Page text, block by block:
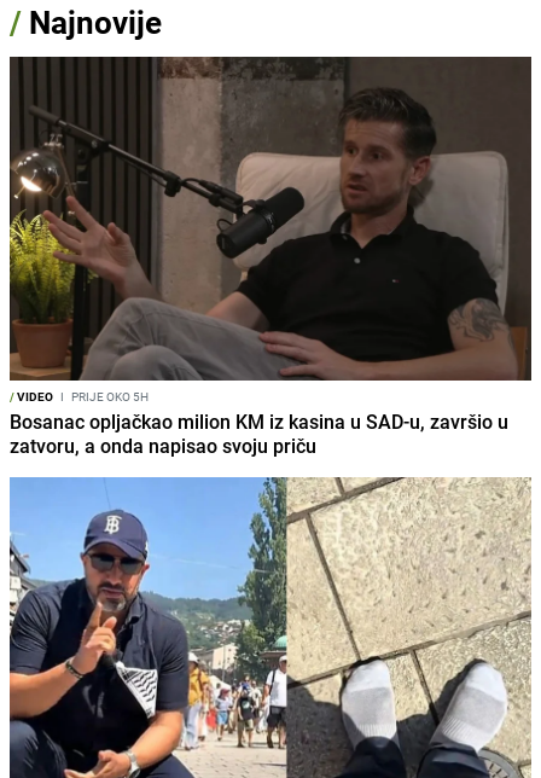
/ Najnovije
/VIDEO I PRIJE OKO 5H
Bosanac opljačkao milion KM iz kasina u SAD-u, završio u
zatvoru, a onda napisao svoju priču